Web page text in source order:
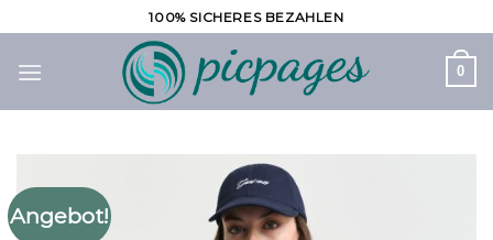
Inhalt
springen
100% SICHERES BEZAHLEN
0
Angebot!